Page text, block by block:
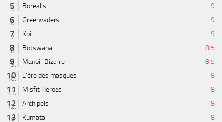
Borealis
9
Greenvaders
9
Koi
9
Botswana
8.5
Manoir Bizarre
8.5
L'ère des masques
8
Misfit Heroes
8
Archipels
8
Kumata
8